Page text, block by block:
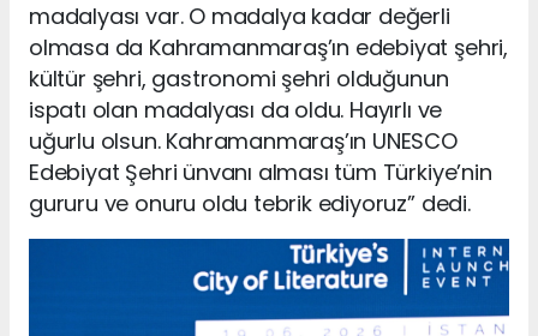
madalyası var. O madalya kadar değerli
olmasa da Kahramanmaraş’ın edebiyat şehri,
kültür şehri, gastronomi şehri olduğunun
ispatı olan madalyası da oldu. Hayırlı ve
uğurlu olsun. Kahramanmaraş’ın UNESCO
Edebiyat Şehri ünvanı alması tüm Türkiye’nin
gururu ve onuru oldu tebrik ediyoruz” dedi.